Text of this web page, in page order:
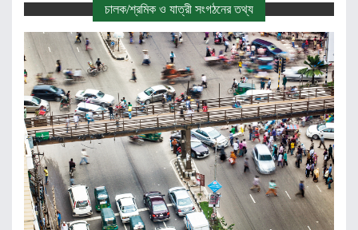
চালক/শ্রমিক ও যাত্রী সংগঠনের তথ্য